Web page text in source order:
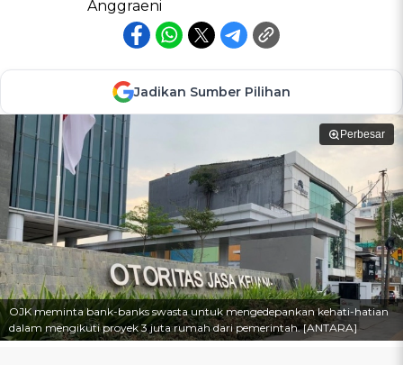
Jadikan Sumber Pilihan
Perbesar
OJK meminta bank-banks swasta untuk mengedepankan kehati-hatian
dalam mengikuti proyek 3 juta rumah dari pemerintah. [ANTARA]